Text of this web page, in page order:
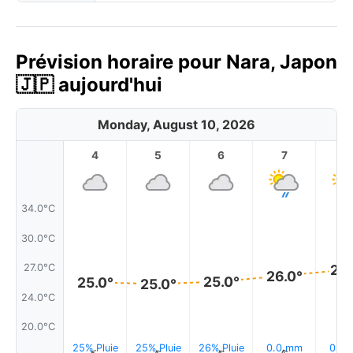
Prévision horaire pour Nara, Japon
🇯🇵 aujourd'hui
Monday, August 10, 2026
34.0°C
30.0°C
27.0°C
24.0°C
20.0°C
4
25.0°
25% Pluie
5
25.0°
25% Pluie
6
25.0°
26% Pluie
7
26.0°
0.0 mm 0.0